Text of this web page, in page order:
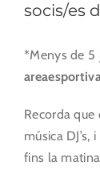
socis/es
*Menys de 5
Recorda
música
fins la